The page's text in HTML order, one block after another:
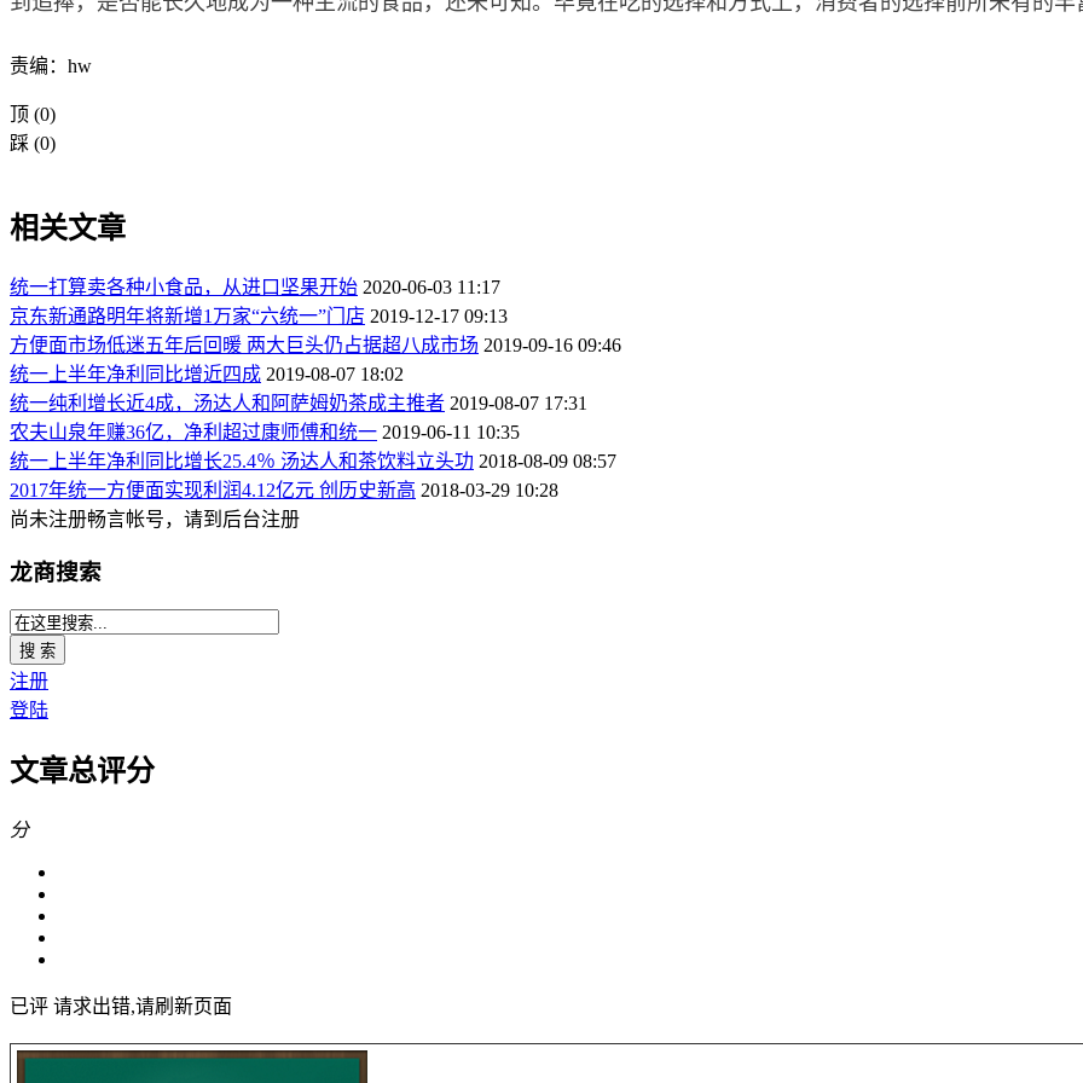
责编：hw
顶 (0)
踩 (0)
相关文章
统一打算卖各种小食品，从进口坚果开始 2020-06-03 11:17
京东新通路明年将新增1万家“六统一”门店 2019-12-17 09:13
方便面市场低迷五年后回暖 两大巨头仍占据超八成市场 2019-09-16 09:46
统一上半年净利同比增近四成 2019-08-07 18:02
统一纯利增长近4成，汤达人和阿萨姆奶茶成主推者 2019-08-07 17:31
农夫山泉年赚36亿，净利超过康师傅和统一 2019-06-11 10:35
统一上半年净利同比增长25.4％ 汤达人和茶饮料立头功 2018-08-09 08:57
2017年统一方便面实现利润4.12亿元 创历史新高 2018-03-29 10:28
尚未注册畅言帐号，请到后台注册
龙商搜索
搜 索
注册
登陆
文章总评分
分
已评 请求出错,请刷新页面